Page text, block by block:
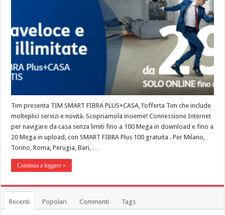
Tim presenta TIM SMART FIBRA PLUS+CASA, l’offerta Tim che include
molteplici servizi e novità. Scopriamola insieme! Connessione Internet
per navigare da casa senza limiti fino a 100 Mega in download e fino a
20 Mega in upload, con SMART FIBRA Plus 100 gratuita . Per Milano,
Torino, Roma, Perugia, Bari, …
Continua a leggere »
Recenti Popolari Commenti Tags